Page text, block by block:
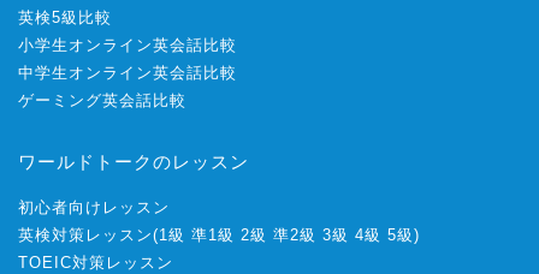
英検5級比較
小学生オンライン英会話比較
中学生オンライン英会話比較
ゲーミング英会話比較
ワールドトークのレッスン
初心者向けレッスン
英検対策レッスン(1級 準1級 2級 準2級 3級 4級 5級 )
TOEIC対策レッスン